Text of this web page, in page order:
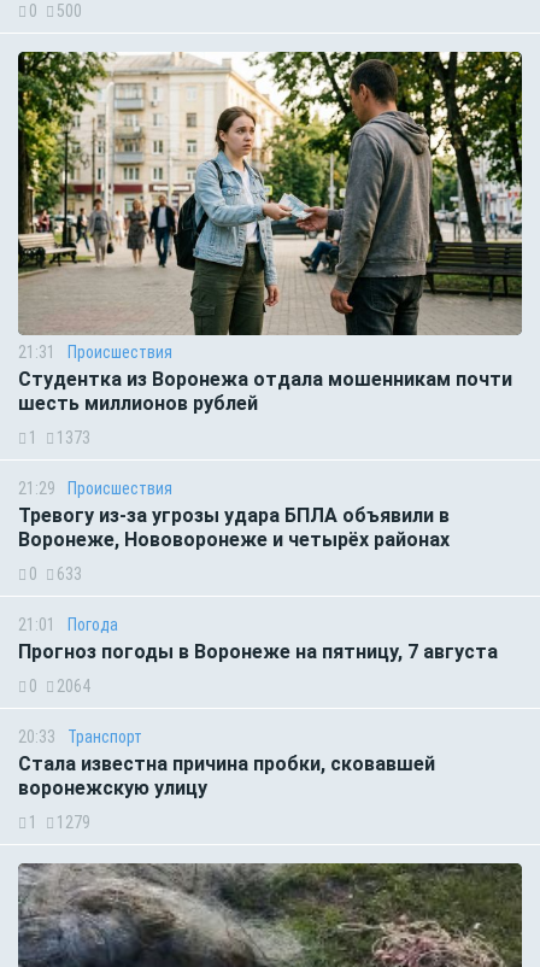
0 500
21:31 Происшествия
Студентка из Воронежа отдала мошенникам почти
шесть миллионов рублей
1 1373
21:29 Происшествия
Тревогу из-за угрозы удара БПЛА объявили в
Воронеже, Нововоронеже и четырёх районах
0 633
21:01 Погода
Прогноз погоды в Воронеже на пятницу, 7 августа
0 2064
20:33 Транспорт
Стала известна причина пробки, сковавшей
воронежскую улицу
1 1279